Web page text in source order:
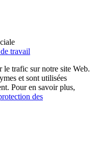
travail
le trafic sur notre site Web.
et sont utilisées
Pour en savoir plus,
des